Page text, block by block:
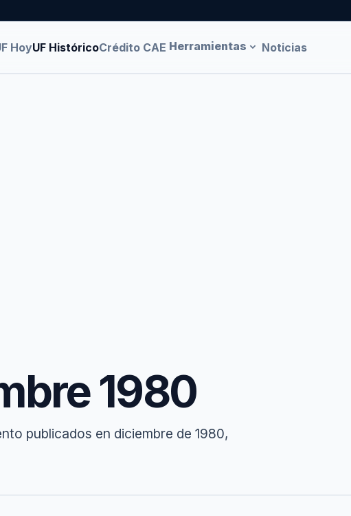
HoyUF HistóricoCrédito CAE Herramientas Noticias
1980
publicados en diciembre de 1980,